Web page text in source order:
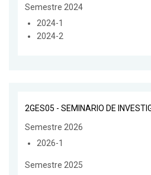
Semestre 2024
2024-1
2024-2
2GES05 - SEMINARIO DE
Semestre 2026
2026-1
Semestre 2025